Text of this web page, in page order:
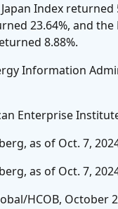
Index returned
23.64%, and the
8.88%.
Information
Enterprise
as of Oct. 7,
as of Oct. 7,
HCOB, October